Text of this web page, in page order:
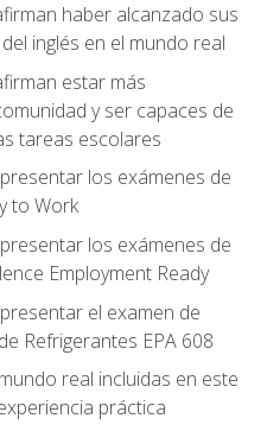
haber alcanzado sus
inglés en el mundo real
estar más
y ser capaces de
tareas escolares
los exámenes de
to Work
los exámenes de
Employment Ready
el examen de
Refrigerantes EPA 608
real incluidas en este
práctica